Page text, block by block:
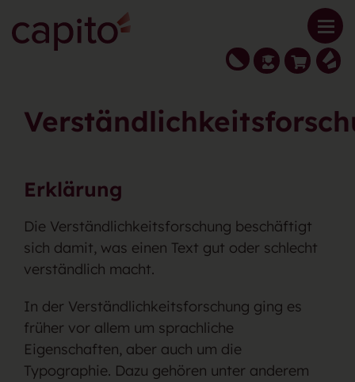
Erklärung
Die Verständlichkeitsforschung beschäftigt
sich damit, was einen Text gut oder schlecht
verständlich macht.
In der Verständlichkeitsforschung ging es
früher vor allem um sprachliche
Eigenschaften, aber auch um die
Typographie. Dazu gehören unter anderem